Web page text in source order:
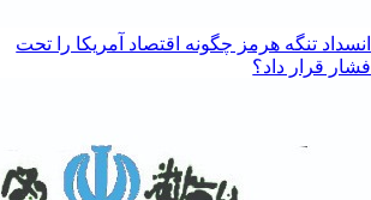
انسداد تنگه هرمز چگونه اقتصاد آمریکا را تحت
فشار قرار داد؟